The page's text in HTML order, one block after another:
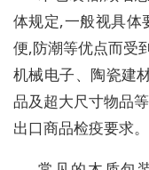
体规定,一般视具体
便,防潮等优点而受
机械电子、陶瓷建
品及超大尺寸物品
出口商品检疫要求。